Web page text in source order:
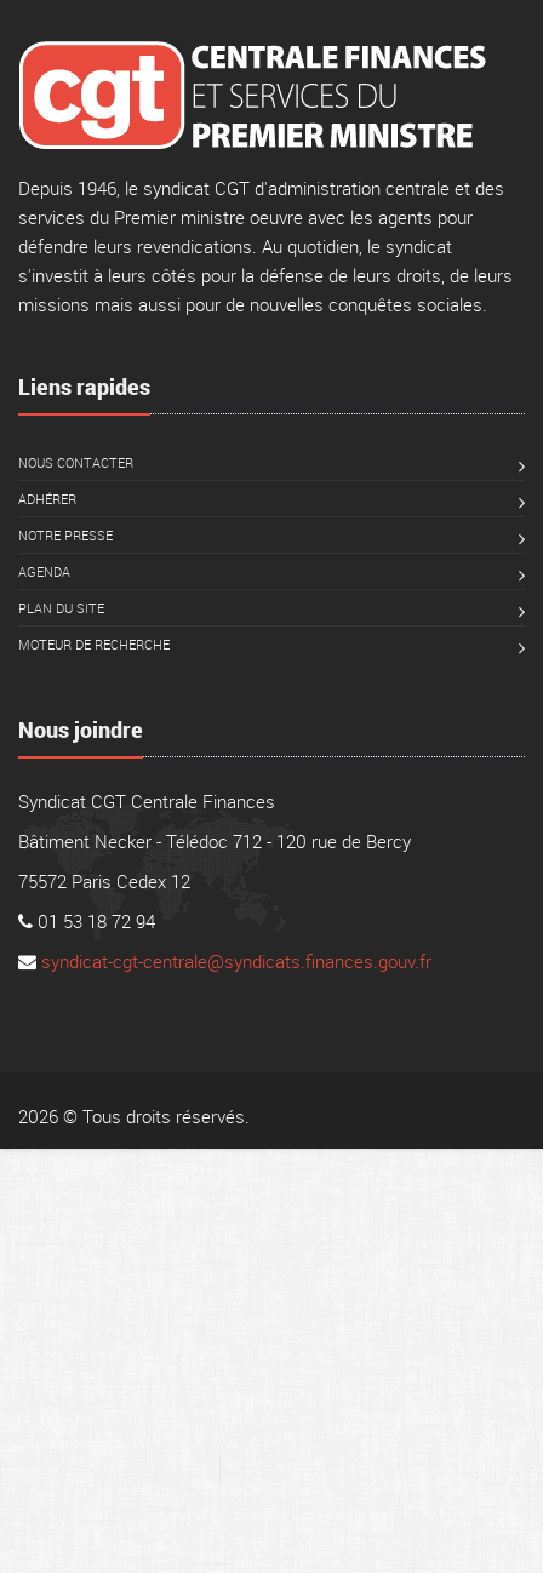
Depuis 1946, le syndicat CGT d'administration centrale et des
services du Premier ministre oeuvre avec les agents pour
défendre leurs revendications. Au quotidien, le syndicat
s'investit à leurs côtés pour la défense de leurs droits, de leurs
missions mais aussi pour de nouvelles conquêtes sociales.
Liens rapides
NOUS CONTACTER
ADHÉRER
NOTRE PRESSE
AGENDA
PLAN DU SITE
MOTEUR DE RECHERCHE
Nous joindre
Syndicat CGT Centrale Finances
Bâtiment Necker - Télédoc 712 - 120 rue de Bercy
75572 Paris Cedex 12
01 53 18 72 94
syndicat-cgt-centrale@syndicats.finances.gouv.fr
2026 © Tous droits réservés.